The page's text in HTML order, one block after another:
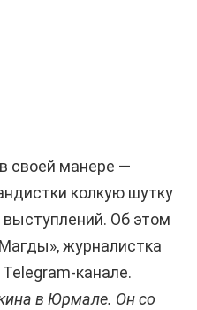
своей манере —
колкую шутку
выступлений. Об этом
журналистка
канале.
в Юрмале. Он со